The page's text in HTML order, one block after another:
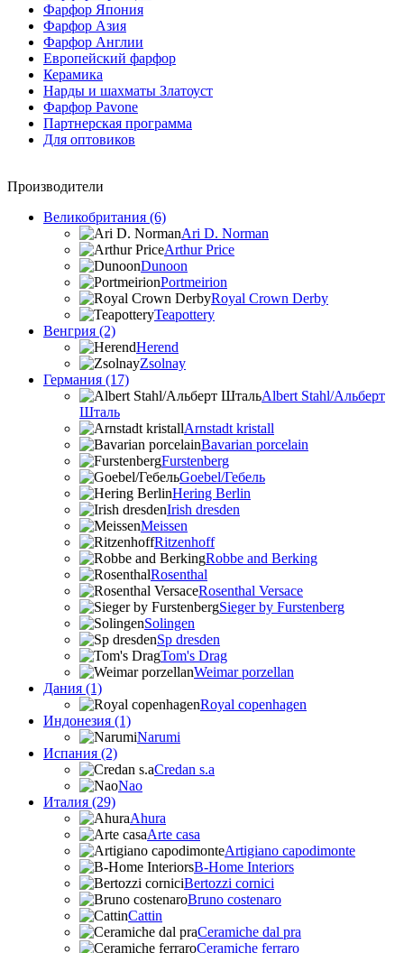
Фарфор Япония
Фарфор Азия
Фарфор Англии
Европейский фарфор
Керамика
Нарды и шахматы Златоуст
Фарфор Pavone
Партнерская программа
Для оптовиков
Производители
Великобритания (6)
Ari D. Norman
Arthur Price
Dunoon
Portmeirion
Royal Crown Derby
Teapottery
Венгрия (2)
Herend
Zsolnay
Германия (17)
Albert Stahl/Альбеpт
Шталь
Arnstadt kristall
Bavarian porcelain
Furstenberg
Goebel/Гебель
Hering Berlin
Irish dresden
Meissen
Ritzenhoff
Robbe and Berking
Rosenthal
Rosenthal Versace
Sieger by Furstenberg
Solingen
Sp dresden
Tom's Drag
Weimar porzellan
Дания (1)
Royal copenhagen
Индонезия (1)
Narumi
Испания (2)
Credan s.a
Nao
Италия (29)
Ahura
Arte casa
Artigiano capodimonte
B-Home Interiors
Bertozzi cornici
Bruno costenaro
Cattin
Ceramiche dal pra
Ceramiche ferraro